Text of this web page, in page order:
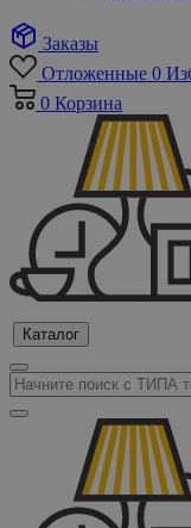
Заказы
Отложенные 0
0 Корзина
Каталог